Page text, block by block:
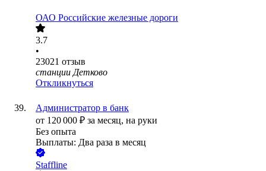
ОАО Российские железные дороги
3.7
•
23021 отзыв
станции Детково
Откликнуться
Администратор в банк
от 120 000 ₽ за месяц, на руки
Без опыта
Выплаты: Два раза в месяц
Staffline